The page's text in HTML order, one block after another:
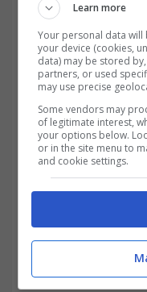
Sulla
elementi
evince che la
dalla parte del
conseguenza, il
tutelerebbe
ingiustificatida
della propria
annesso.
Learn more
Your personal data
your device (cookies,
data) may be stored
partners, or used
may use precise
Some vendors may
of legitimate interest,
your options below.
or in the site menu to
and cookie settings.